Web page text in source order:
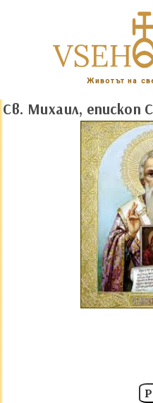
Животът на
Св. Михаил, епископ